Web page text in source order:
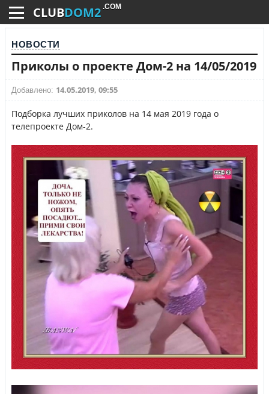
CLUBDOM2 .COM
НОВОСТИ
Приколы о проекте Дом-2 на 14/05/2019
Добавлено: 14.05.2019, 09:55
Подборка лучших приколов на 14 мая 2019 года о
телепроекте Дом-2.